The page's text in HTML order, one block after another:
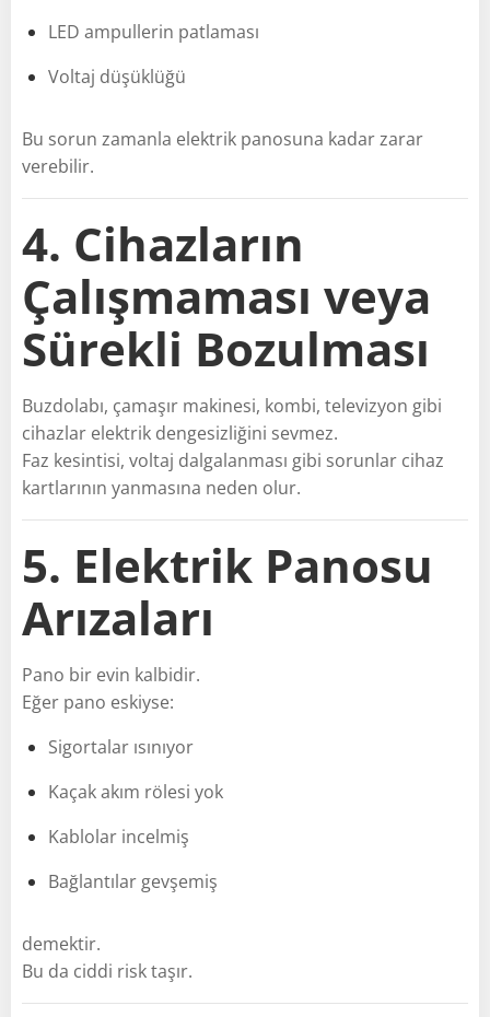
LED ampullerin patlaması
Voltaj düşüklüğü
Bu sorun zamanla elektrik panosuna kadar zarar
verebilir.
4. Cihazların
Çalışmaması veya
Sürekli Bozulması
Buzdolabı, çamaşır makinesi, kombi, televizyon gibi
cihazlar elektrik dengesizliğini sevmez.
Faz kesintisi, voltaj dalgalanması gibi sorunlar cihaz
kartlarının yanmasına neden olur.
5. Elektrik Panosu
Arızaları
Pano bir evin kalbidir.
Eğer pano eskiyse:
Sigortalar ısınıyor
Kaçak akım rölesi yok
Kablolar incelmiş
Bağlantılar gevşemiş
demektir.
Bu da ciddi risk taşır.